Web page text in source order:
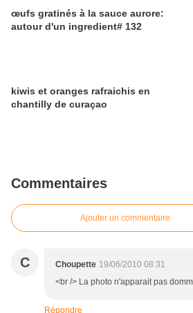
œufs gratinés à la sauce aurore:
autour d'un ingredient# 132
kiwis et oranges rafraichis en
chantilly de curaçao
Commentaires
Ajouter un commentaire
C Choupette 19/06/2010 08:31
<br /> La photo n'apparait pas
Répondre